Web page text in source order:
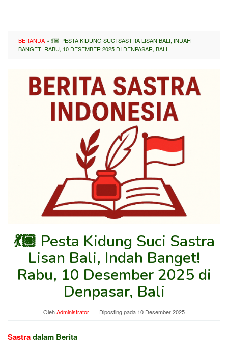
BERANDA » 💃🏽 PESTA KIDUNG SUCI SASTRA LISAN BALI, INDAH
BANGET! RABU, 10 DESEMBER 2025 DI DENPASAR, BALI
💃🏽 Pesta Kidung Suci Sastra
Lisan Bali, Indah Banget!
Rabu, 10 Desember 2025 di
Denpasar, Bali
OlehAdministrator Diposting pada 10 Desember 2025
Sastradalam Berita